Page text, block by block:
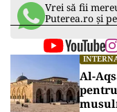
Vrei să fii
Puterea.ro și
Al-